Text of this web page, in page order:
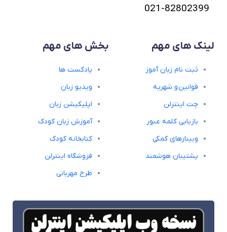
021-82802399
لینک های مهم
ثبت نام زبان آموز
قوانین و شهریه
چت اینترلن
بازیابی کلمه عبور
وبینارهای کمکی
پشتیبان هوشمند
بخش های مهم
پادکست ها
ویدیو زبان
اپلیکیشن زبان
آموزش زبان کودک
کتابخانه کودک
فروشگاه اینترلن
طرح مهربانی